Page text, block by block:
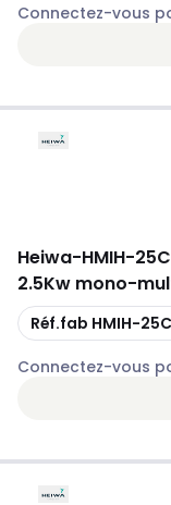
Connectez-vous
Heiwa-HMIH-
2.5Kw mono-
Copie
Réf.fab HMIH-
Connectez-vous